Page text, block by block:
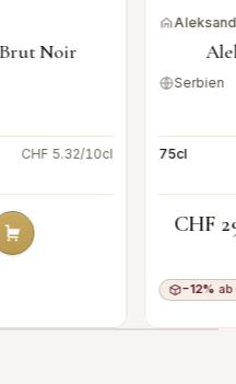
Noir
CHF 5.32/10cl
Serbien
75cl
CHF
−12% ab